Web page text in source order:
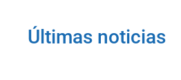
Últimas noticias